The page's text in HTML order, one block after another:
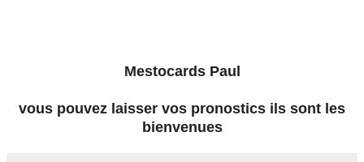
Mestocards Paul
vous pouvez laisser vos pronostics ils sont les
bienvenues